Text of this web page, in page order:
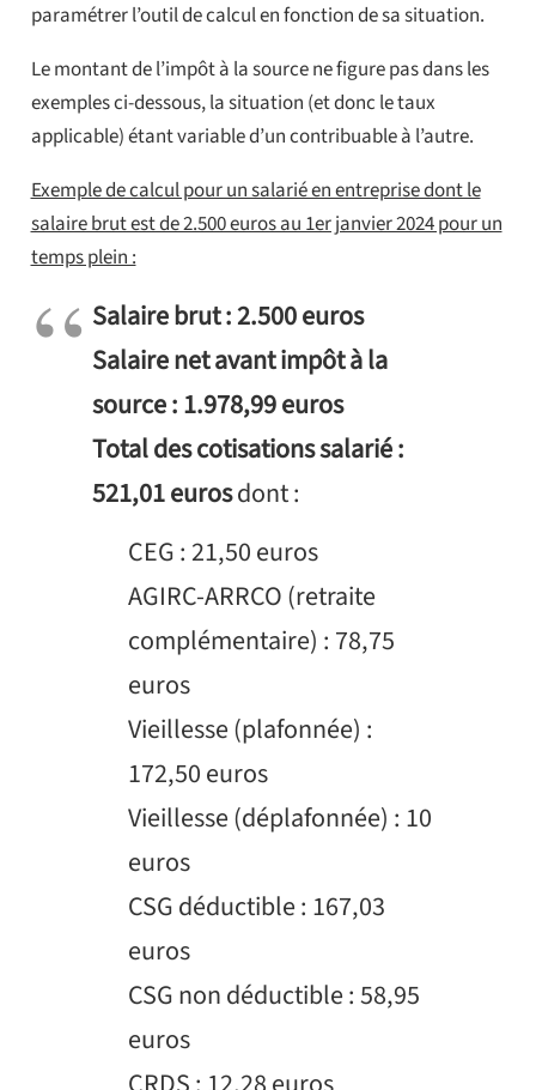
paramétrer l’outil de calcul en fonction de sa situation.
Le montant de l’impôt à la source ne figure pas dans les
exemples ci-dessous, la situation (et donc le taux
applicable) étant variable d’un contribuable à l’autre.
Exemple de calcul pour un salarié en entreprise dont le
salaire brut est de 2.500 euros au 1er janvier 2024 pour un
temps plein :
Salaire brut : 2.500 euros
Salaire net avant impôt à la
source : 1.978,99 euros
Total des cotisations salarié :
521,01 eurosdont :
CEG : 21,50 euros
AGIRC-ARRCO (retraite
complémentaire) : 78,75
euros
Vieillesse (plafonnée) :
172,50 euros
Vieillesse (déplafonnée) : 10
euros
CSG déductible : 167,03
euros
CSG non déductible : 58,95
euros